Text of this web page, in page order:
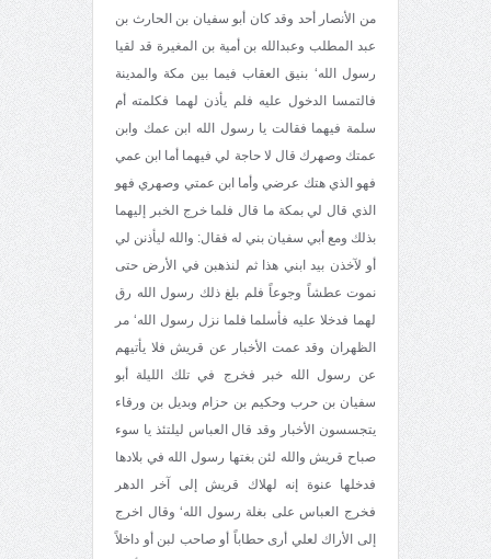
من الأنصار أحد وقد كان أبو سفيان بن الحارث بن
عبد المطلب وعبدالله بن أمية بن المغيرة قد لقيا
رسول الله‘ بنيق العقاب فيما بين مكة والمدينة
فالتمسا الدخول عليه فلم يأذن لهما فكلمته أم
سلمة فيهما فقالت يا رسول الله ابن عمك وابن
عمتك وصهرك قال لا حاجة لي فيهما أما ابن عمي
فهو الذي هتك عرضي وأما ابن عمتي وصهري فهو
الذي قال لي بمكة ما قال فلما خرج الخبر إليهما
بذلك ومع أبي سفيان بني له فقال: والله ليأذنن لي
أو لآخذن بيد ابني هذا ثم لنذهبن في الأرض حتى
نموت عطشاً وجوعاً فلم بلغ ذلك رسول الله رق
لهما فدخلا عليه فأسلما فلما نزل رسول الله‘ مر
الظهران وقد عمت الأخبار عن قريش فلا يأتيهم
عن رسول الله خبر فخرج في تلك الليلة أبو
سفيان بن حرب وحكيم بن حزام وبديل بن ورقاء
يتجسسون الأخبار وقد قال العباس ليلتئذ يا سوء
صباح قريش والله لئن بغتها رسول الله في بلادها
فدخلها عنوة إنه لهلاك قريش إلى آخر الدهر
فخرج العباس على بغلة رسول الله‘ وقال اخرج
إلى الأراك لعلي أرى حطاباً أو صاحب لبن أو داخلاً